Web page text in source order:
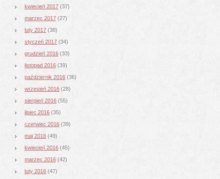
kwiecień 2017 (37)
marzec 2017 (27)
luty 2017 (38)
styczeń 2017 (34)
grudzień 2016 (33)
listopad 2016 (39)
październik 2016 (36)
wrzesień 2016 (28)
sierpień 2016 (55)
lipiec 2016 (35)
czerwiec 2016 (39)
maj 2016 (49)
kwiecień 2016 (45)
marzec 2016 (42)
luty 2016 (47)